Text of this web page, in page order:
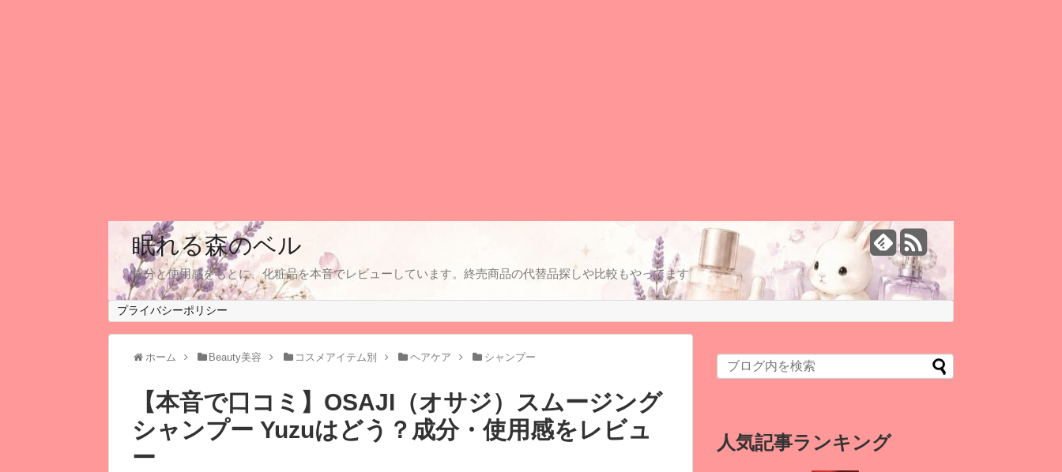
眠れる森のベル
成分と使用感をもとに、化粧品を本音でレビューしています。終売商品の代替品探しや比較もやってます
プライバシーポリシー
ホーム Beauty美容 コスメアイテム別 ヘアケア シャンプー
【本音で口コミ】OSAJI（オサジ）スムージング
シャンプー Yuzuはどう？成分・使用感をレビュ
ー
人気記事ランキング